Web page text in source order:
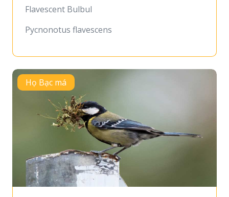
Flavescent Bulbul
Pycnonotus flavescens
Họ Bạc má